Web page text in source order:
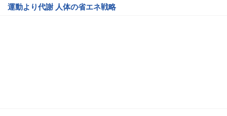
運動より代謝 人体の省エネ戦略